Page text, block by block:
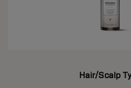
Hair/Scalp